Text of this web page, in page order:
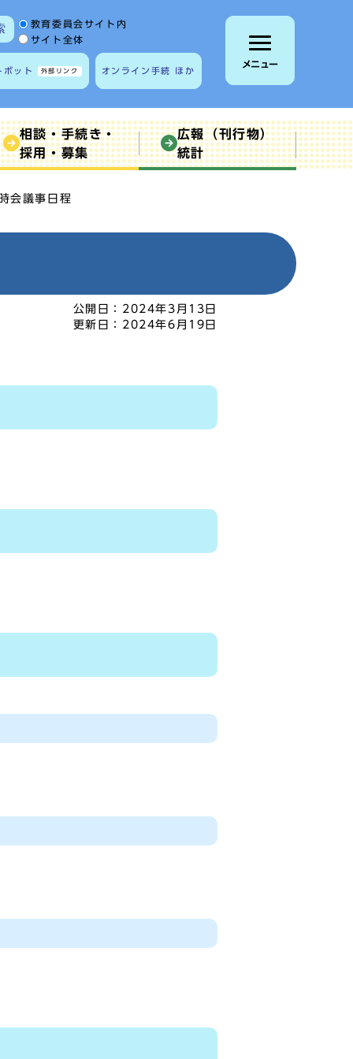
サイト内検索の範囲
教育委員会サイト内
サイト全体
ボット 外部リンク オンライン手続 ほか
メニュー
相談・手続き・
採用・募集
広報（刊行物）
統計
会議事日程
公開日： 2024年3月13日
更新日： 2024年6月19日